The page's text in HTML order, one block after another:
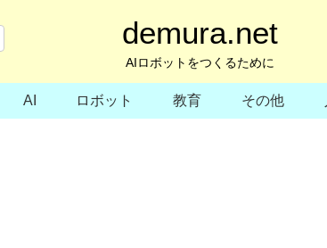
demura.net
AIロボットをつくるために
AI ロボット 教育 その他